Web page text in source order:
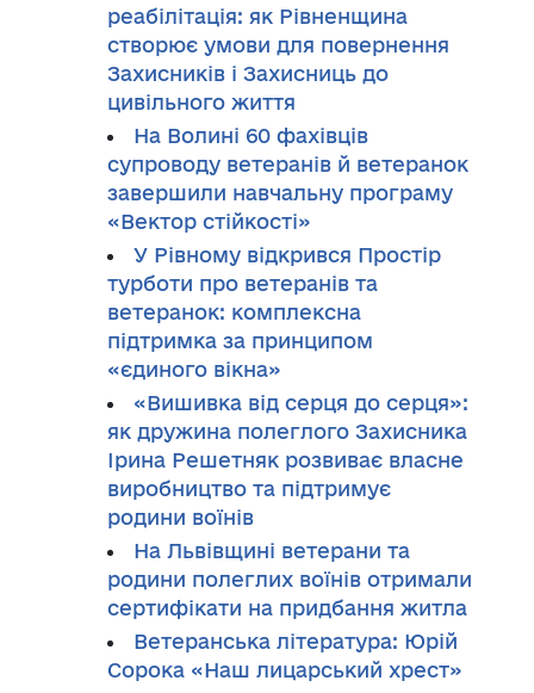
реабілітація: як Рівненщина
створює умови для повернення
Захисників і Захисниць до
цивільного життя
На Волині 60 фахівців
супроводу ветеранів й ветеранок
завершили навчальну програму
«Вектор стійкості»
У Рівному відкрився Простір
турботи про ветеранів та
ветеранок: комплексна
підтримка за принципом
«єдиного вікна»
«Вишивка від серця до серця»:
як дружина полеглого Захисника
Ірина Решетняк розвиває власне
виробництво та підтримує
родини воїнів
На Львівщині ветерани та
родини полеглих воїнів отримали
сертифікати на придбання житла
Ветеранська література: Юрій
Сорока «Наш лицарський хрест»